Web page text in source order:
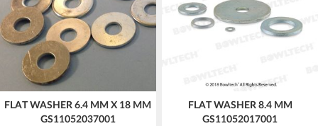
FLAT WASHER 6.4 MM X 18 MM
GS11052037001
FLAT WASHER 8.4 MM
GS11052017001